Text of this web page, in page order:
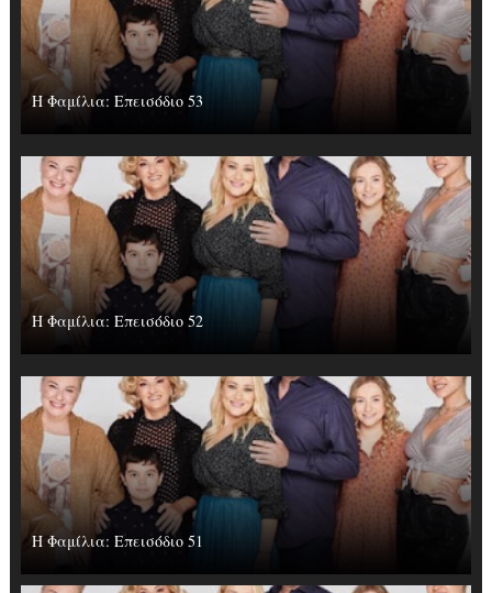
Η Φαμίλια: Επεισόδιο 53
Η Φαμίλια: Επεισόδιο 52
Η Φαμίλια: Επεισόδιο 51